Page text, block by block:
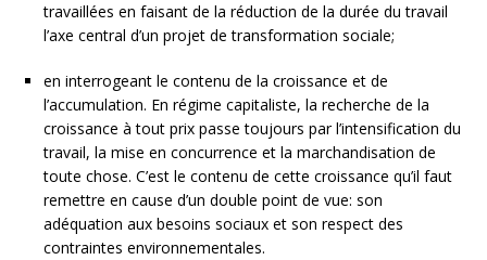
travaillées en faisant de la réduction de la durée du travail
l’axe central d’un projet de transformation sociale;
en interrogeant le contenu de la croissance et de
l’accumulation. En régime capitaliste, la recherche de la
croissance à tout prix passe toujours par l’intensification du
travail, la mise en concurrence et la marchandisation de
toute chose. C’est le contenu de cette croissance qu’il faut
remettre en cause d’un double point de vue: son
adéquation aux besoins sociaux et son respect des
contraintes environnementales.